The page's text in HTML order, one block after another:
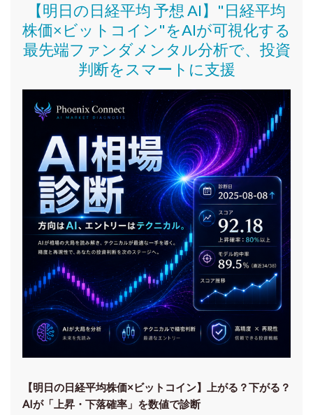
【明日の日経平均 予想 AI】"日経平均
株価×ビットコイン"をAIが可視化する
最先端ファンダメンタル分析で、投資
判断をスマートに支援
【明日の⽇経平均株価×ビットコイン】上がる？下がる？
AIが「上昇・下落確率」を数値で診断